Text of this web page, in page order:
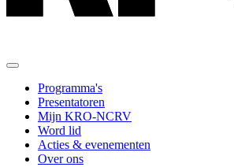
Programma's
Presentatoren
Mijn KRO-NCRV
Word lid
Acties & evenementen
Over ons